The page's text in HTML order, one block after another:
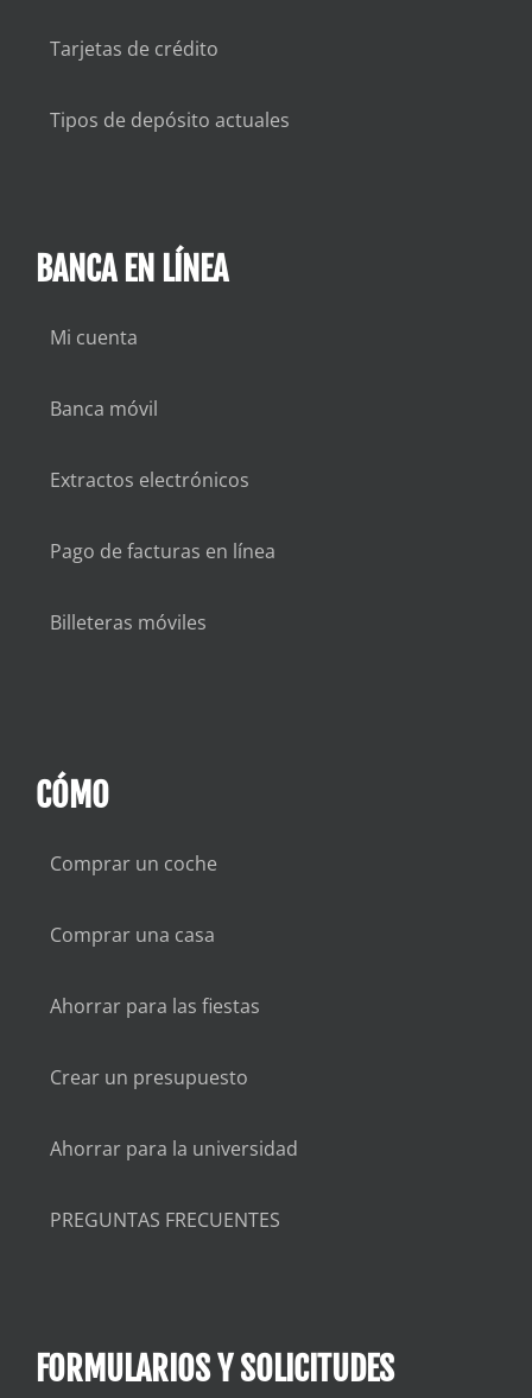
Tarjetas de crédito
Tipos de depósito actuales
BANCA EN LÍNEA
Mi cuenta
Banca móvil
Extractos electrónicos
Pago de facturas en línea
Billeteras móviles
CÓMO
Comprar un coche
Comprar una casa
Ahorrar para las fiestas
Crear un presupuesto
Ahorrar para la universidad
PREGUNTAS FRECUENTES
FORMULARIOS Y SOLICITUDES